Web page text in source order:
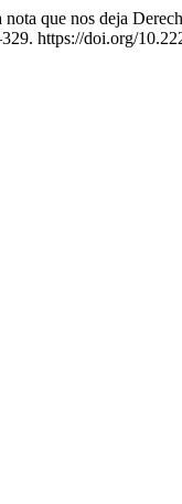
que nos deja
https://doi.org/